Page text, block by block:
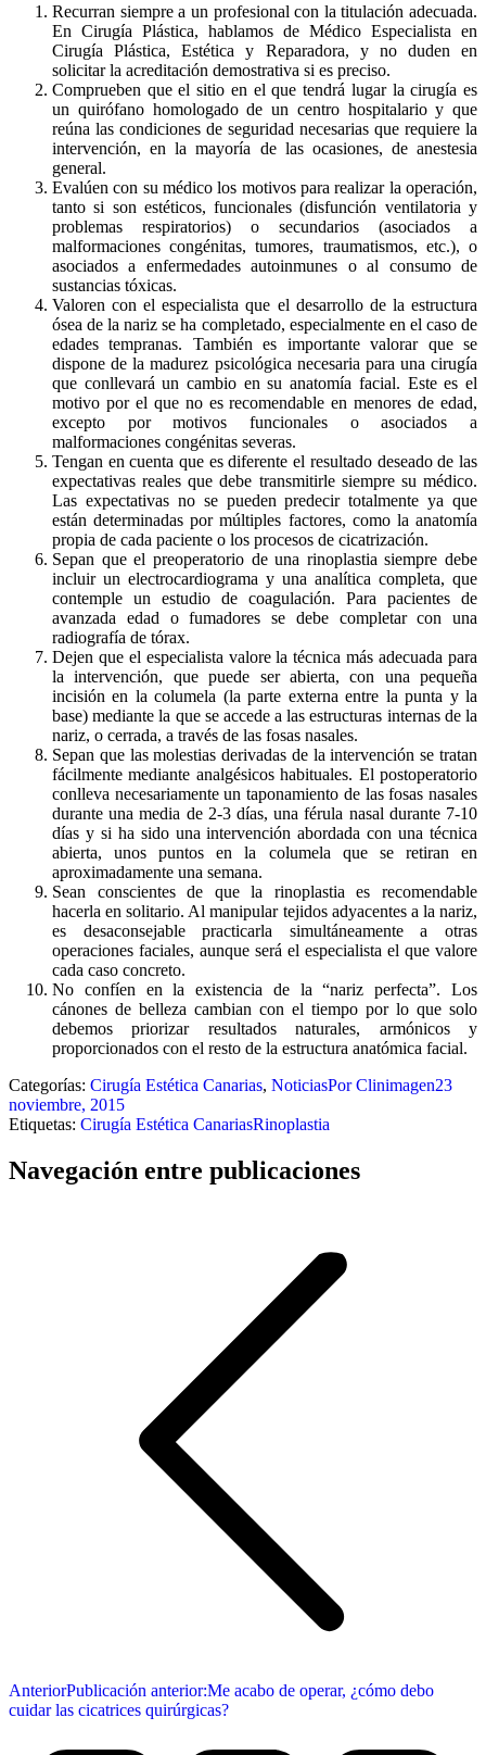
Recurran siempre a un profesional con la titulación adecuada.
En Cirugía Plástica, hablamos de Médico Especialista en
Cirugía Plástica, Estética y Reparadora, y no duden en
solicitar la acreditación demostrativa si es preciso.
Comprueben que el sitio en el que tendrá lugar la cirugía es
un quirófano homologado de un centro hospitalario y que
reúna las condiciones de seguridad necesarias que requiere la
intervención, en la mayoría de las ocasiones, de anestesia
general.
Evalúen con su médico los motivos para realizar la operación,
tanto si son estéticos, funcionales (disfunción ventilatoria y
problemas respiratorios) o secundarios (asociados a
malformaciones congénitas, tumores, traumatismos, etc.), o
asociados a enfermedades autoinmunes o al consumo de
sustancias tóxicas.
Valoren con el especialista que el desarrollo de la estructura
ósea de la nariz se ha completado, especialmente en el caso de
edades tempranas. También es importante valorar que se
dispone de la madurez psicológica necesaria para una cirugía
que conllevará un cambio en su anatomía facial. Este es el
motivo por el que no es recomendable en menores de edad,
excepto por motivos funcionales o asociados a
malformaciones congénitas severas.
Tengan en cuenta que es diferente el resultado deseado de las
expectativas reales que debe transmitirle siempre su médico.
Las expectativas no se pueden predecir totalmente ya que
están determinadas por múltiples factores, como la anatomía
propia de cada paciente o los procesos de cicatrización.
Sepan que el preoperatorio de una rinoplastia siempre debe
incluir un electrocardiograma y una analítica completa, que
contemple un estudio de coagulación. Para pacientes de
avanzada edad o fumadores se debe completar con una
radiografía de tórax.
Dejen que el especialista valore la técnica más adecuada para
la intervención, que puede ser abierta, con una pequeña
incisión en la columela (la parte externa entre la punta y la
base) mediante la que se accede a las estructuras internas de la
nariz, o cerrada, a través de las fosas nasales.
Sepan que las molestias derivadas de la intervención se tratan
fácilmente mediante analgésicos habituales. El postoperatorio
conlleva necesariamente un taponamiento de las fosas nasales
durante una media de 2-3 días, una férula nasal durante 7-10
días y si ha sido una intervención abordada con una técnica
abierta, unos puntos en la columela que se retiran en
aproximadamente una semana.
Sean conscientes de que la rinoplastia es recomendable
hacerla en solitario. Al manipular tejidos adyacentes a la nariz,
es desaconsejable practicarla simultáneamente a otras
operaciones faciales, aunque será el especialista el que valore
cada caso concreto.
No confíen en la existencia de la “nariz perfecta”. Los
cánones de belleza cambian con el tiempo por lo que solo
debemos priorizar resultados naturales, armónicos y
proporcionados con el resto de la estructura anatómica facial.
Categorías: Cirugía Estética Canarias, NoticiasPorClinimagen23
noviembre, 2015
Etiquetas: Cirugía Estética CanariasRinoplastia
Navegación entre publicaciones
AnteriorPublicación anterior:Me acabo de operar, ¿cómo debo
cuidar las cicatrices quirúrgicas?